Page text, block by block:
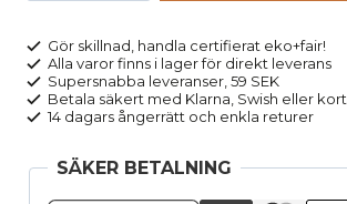
ALAANIA
grön
mängd
Gör skillnad, handla certifierat eko+fair!
Alla varor finns i lager för direkt leverans
Supersnabba leveranser, 59 SEK
Betala säkert med Klarna, Swish eller kort
14 dagars ångerrätt och enkla returer
SÄKER BETALNING